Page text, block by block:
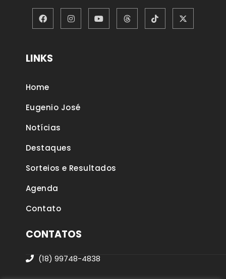
LINKS
Home
Eugenio José
Notícias
Destaques
Sorteios e Resultados
Agenda
Contato
CONTATOS
(18) 99748-4838